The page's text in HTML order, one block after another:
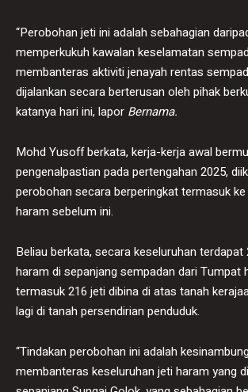
“Perobohan jeti ini adalah sebahagian
memperkukuh kawalan keselamatan
membanteras aktiviti jenayah rentas
dijalankan secara berterusan oleh pihak
katanya hari ini, lapor Bernama.
Mohd Yusoff berkata, kerja-kerja awal
pengenalpastian pada pertengahan 2025,
perobohan secara berperingkat termasuk
haram sebelum ini.
Beliau berkata, secara keseluruhan terdapat
haram di sepanjang sempadan dari Tumpat
termasuk 216 jeti dibina di atas tanah
lagi di tanah persendirian penduduk.
“Tindakan perobohan ini adalah
membanteras keseluruhan jeti haram yang